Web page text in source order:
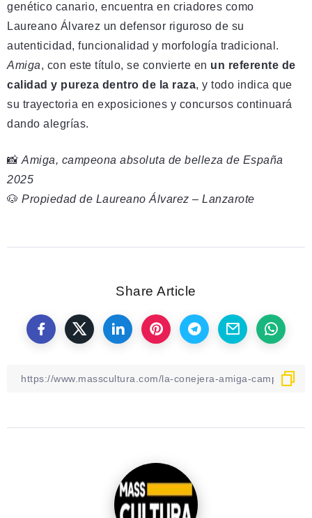
genético canario, encuentra en criadores como
Laureano Álvarez un defensor riguroso de su
autenticidad, funcionalidad y morfología tradicional.
Amiga, con este título, se convierte en un referente de
calidad y pureza dentro de la raza, y todo indica que
su trayectoria en exposiciones y concursos continuará
dando alegrías.
📸 Amiga, campeona absoluta de belleza de España
2025
🐶 Propiedad de Laureano Álvarez – Lanzarote
Share Article